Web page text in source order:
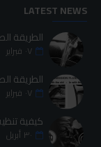
LATEST NEWS
الطريقة
٠٧ فبراير
الطريقة
٠٧ فبراير
كيفية
٣٠ أبريل